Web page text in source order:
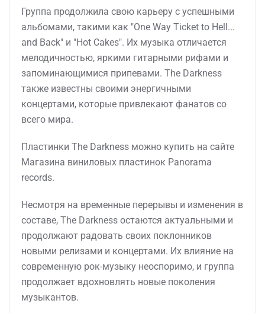
Группа продолжила свою карьеру с успешными
альбомами, такими как "One Way Ticket to Hell...
and Back" и "Hot Cakes". Их музыка отличается
мелодичностью, яркими гитарными рифами и
запоминающимися припевами. The Darkness
также известны своими энергичными
концертами, которые привлекают фанатов со
всего мира.
Пластинки The Darkness можно купить на сайте
Магазина виниловых пластинок Panorama
records.
Несмотря на временные перерывы и изменения в
составе, The Darkness остаются актуальными и
продолжают радовать своих поклонников
новыми релизами и концертами. Их влияние на
современную рок-музыку неоспоримо, и группа
продолжает вдохновлять новые поколения
музыкантов.